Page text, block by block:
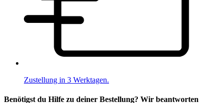
Zustellung in 3 Werktagen.
Benötigst du Hilfe zu deiner Bestellung? Wir beantworten